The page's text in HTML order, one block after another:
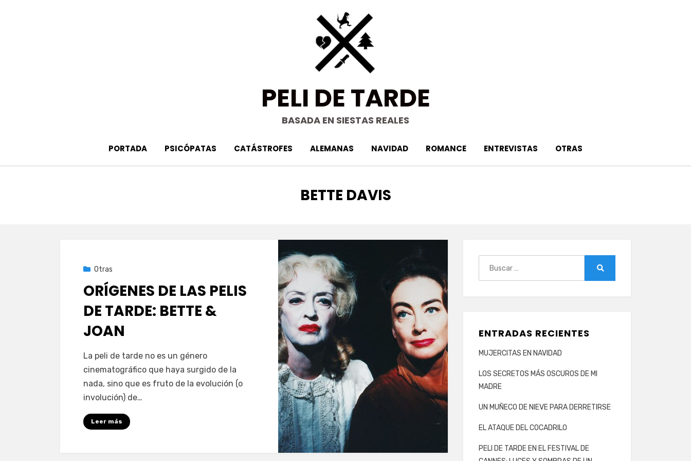
PELI DE TARDE
BASADA EN SIESTAS REALES
PORTADA PSICÓPATAS CATÁSTROFES ALEMANAS NAVIDAD ROMANCE ENTREVISTAS OTRAS
ETIQUETA
:
BETTE DAVIS
Publicada
22 de febrero de 2021
Otras
ORÍGENES DE LAS PELIS
DE TARDE: BETTE &
JOAN
porPeliDeTarde
Deja un comentarioen
ORÍGENES
La peli de tarde no es un género
cinematográfico que haya surgido de la
nada, sino que es fruto de la evolución (o
involución) de…
Leer más
ENTRADAS RECIENTES
MUJERCITAS EN NAVIDAD
LOS SECRETOS MÁS OSCUROS DE MI
MADRE
UN MUÑECO DE NIEVE PARA DERRETIRSE
EL ATAQUE DEL COCADRILO
PELI DE TARDE EN EL FESTIVAL DE